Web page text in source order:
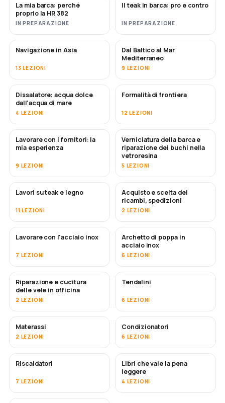
IN ARRIVO
La mia barca: perché
proprio la HR 382
IN PREPARAZIONE
IN ARRIVO
Il teak in barca: pro e contro
IN PREPARAZIONE
IN ARRIVO
Navigazione in Asia
13 LEZIONI
IN ARRIVO
Dal Baltico al Mar
Mediterraneo
9 LEZIONI
IN ARRIVO
Dissalatore: acqua dolce
dall'acqua di mare
4 LEZIONI
Formalità di frontiera
12 LEZIONI
IN ARRIVO
Lavorare con i fornitori: la
mia esperienza
9 LEZIONI
IN ARRIVO
Verniciatura della barca e
riparazione dei buchi nella
vetroresina
5 LEZIONI
Lavori su teak e legno
11 LEZIONI
IN ARRIVO
Acquisto e scelta dei
ricambi, spedizioni
2 LEZIONI
IN ARRIVO
Lavorare con l'acciaio inox
7 LEZIONI
Archetto di poppa in
acciaio inox
6 LEZIONI
IN ARRIVO
Riparazione e cucitura
delle vele in officina
2 LEZIONI
Tendalini
6 LEZIONI
Materassi
2 LEZIONI
IN ARRIVO
Condizionatori
6 LEZIONI
IN ARRIVO
Riscaldatori
7 LEZIONI
IN ARRIVO
Libri che vale la pena
leggere
4 LEZIONI